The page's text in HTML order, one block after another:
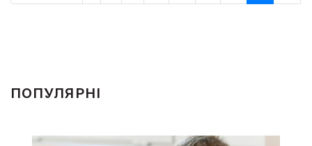
ПОПУЛЯРНІ